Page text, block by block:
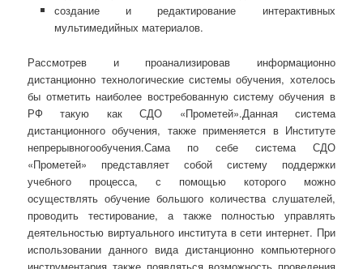
создание и редактирование интерактивных
мультимедийных материалов.
Рассмотрев и проанализировав информационно
дистанционно технологические системы обучения, хотелось
бы отметить наиболее востребованную систему обучения в
РФ такую как СДО «Прометей».Данная система
дистанционного обучения, также применяется в Институте
непрерывногообучения.Сама по себе система СДО
«Прометей» представляет собой систему поддержки
учебного процесса, с помощью которого можно
осуществлять обучение большого количества слушателей,
проводить тестирование, а также полностью управлять
деятельностью виртуального института в сети интернет. При
использовании данного вида дистанционно компьютерного
инструментария также появляться возможность проведения